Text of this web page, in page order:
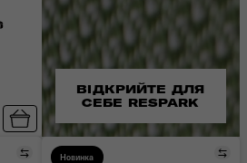
Порівняти
Новинка
ВІДКРИЙТЕ ДЛЯ
СЕБЕ RESPARK